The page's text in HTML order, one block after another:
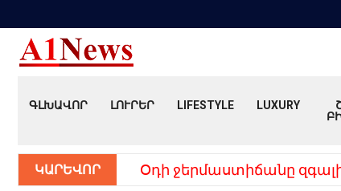
ԳԼԽԱՎՈՐ ԼՈՒՐԵՐ LIFESTYLE LUXURY
ԿԱՐԵՎՈՐ Օդի ջերմաստիճանը